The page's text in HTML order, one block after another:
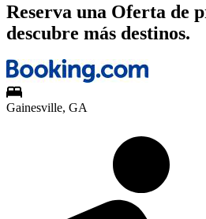
Reserva una Oferta de
descubre más destinos.
Gainesville, GA